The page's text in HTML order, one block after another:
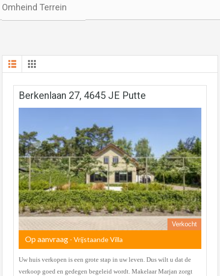
Omheind Terrein
Berkenlaan 27, 4645 JE Putte
Verkocht
Op aanvraag - Vrijstaande Villa
Uw huis verkopen is een grote stap in uw leven. Dus wilt u dat de
verkoop goed en gedegen begeleid wordt. Makelaar Marjan zorgt